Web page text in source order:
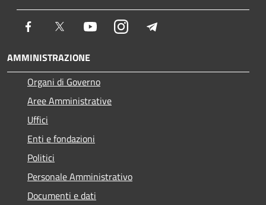
Facebook Twitter YoutubeInstagram
AMMINISTRAZIONE
Organi di Governo
Aree Amministrative
Uffici
Enti e fondazioni
Politici
Personale Amministrativo
Documenti e dati